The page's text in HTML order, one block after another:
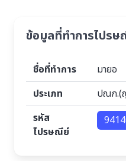
ข้อมูลที่ทำการไปร
ชื่อที่ทำการ
มายอ
ประเภท
ปณภ.(
รหัส
ไปรษณีย์